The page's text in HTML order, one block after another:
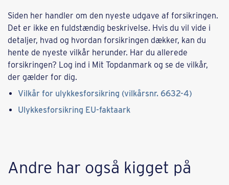
Siden her handler om den nyeste udgave af forsikringen.
Det er ikke en fuldstændig beskrivelse. Hvis du vil vide i
detaljer, hvad og hvordan forsikringen dækker, kan du
hente de nyeste vilkår herunder. Har du allerede
forsikringen? Log ind i Mit Topdanmark og se de vilkår,
der gælder for dig.
Vilkår for ulykkesforsikring (vilkårsnr. 6632-4)
Ulykkesforsikring EU-faktaark
​​Andre har også kigget på​